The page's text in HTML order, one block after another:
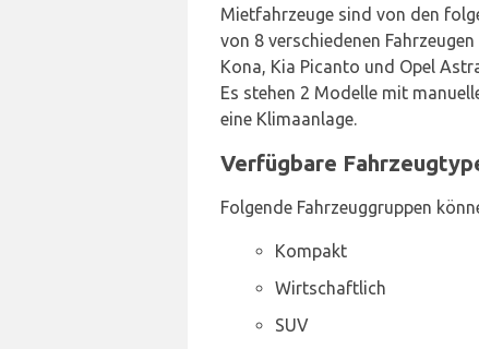
Mietfahrzeuge sind von den
von 8 verschiedenen
Kona, Kia Picanto und Opel
Es stehen 2 Modelle mit
eine Klimaanlage.
Verfügbare
Folgende Fahrzeuggruppen
Kompakt
Wirtschaftlich
SUV